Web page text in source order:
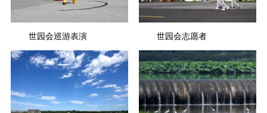
世园会巡游表演 世园会志愿者